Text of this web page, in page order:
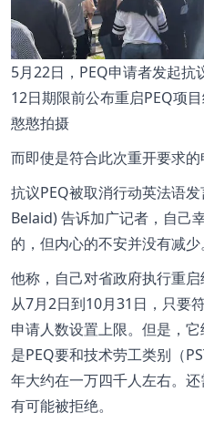
5月22日，PEQ申请者发起抗
12日期限前公布重启PEQ项
憨憨拍摄
而即使是符合此次重开要求的
抗议PEQ被取消行动英法语
Belaid) 告诉加广记者，自己
的，但内心的不安并没有减少。
他称，自己对省政府执行重
从7月2日到10月31日，只要
申请人数设置上限。但是，
是PEQ要和技术劳工类别（
年大约在一万四千人左右。
有可能被拒绝。